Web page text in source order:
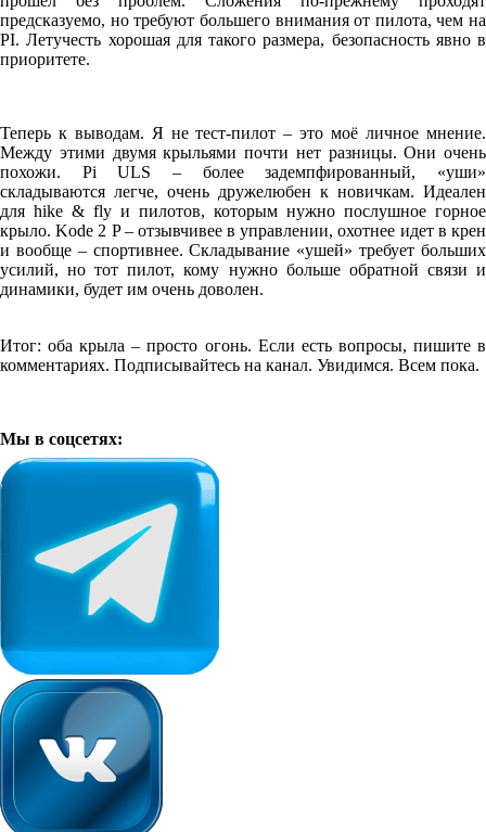
предсказуемо, но требуют большего внимания от пилота, чем на
PI. Летучесть хорошая для такого размера, безопасность явно в
приоритете.
Теперь к выводам. Я не тест-пилот – это моё личное мнение.
Между этими двумя крыльями почти нет разницы. Они очень
похожи. Pi ULS – более задемпфированный, «уши»
складываются легче, очень дружелюбен к новичкам. Идеален
для hike & fly и пилотов, которым нужно послушное горное
крыло. Kode 2 P – отзывчивее в управлении, охотнее идет в крен
и вообще – спортивнее. Складывание «ушей» требует больших
усилий, но тот пилот, кому нужно больше обратной связи и
динамики, будет им очень доволен.
Итог: оба крыла – просто огонь. Если есть вопросы, пишите в
комментариях. Подписывайтесь на канал. Увидимся. Всем пока.
Мы в соцсетях: